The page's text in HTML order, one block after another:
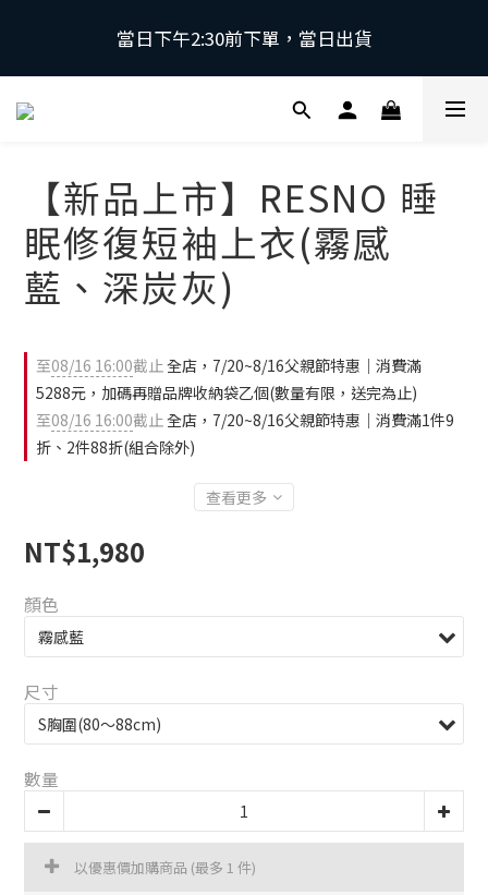
當日下午2:30前下單，當日出貨
當日下午2:30前下單，當日出貨
\ 日本第一磁石領導品牌 | 原裝進口 /
繃肌肉。
當日下午2:30前下單，當日出貨
【新品上市】RESNO 睡
眠修復短袖上衣(霧感
藍、深炭灰)
至08/16 16:00截止全店，7/20~8/16父親節特惠｜消費滿
5288元，加碼再贈品牌收納袋乙個(數量有限，送完為止)
至08/16 16:00截止全店，7/20~8/16父親節特惠｜消費滿1件9
折、2件88折(組合除外)
查看更多
NT$1,980
顏色
尺寸
數量
以優惠價加購商品 (最多 1 件)